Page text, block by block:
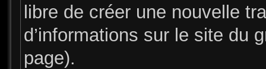
libre de créer une nouvelle
d’informations sur le site du
page).